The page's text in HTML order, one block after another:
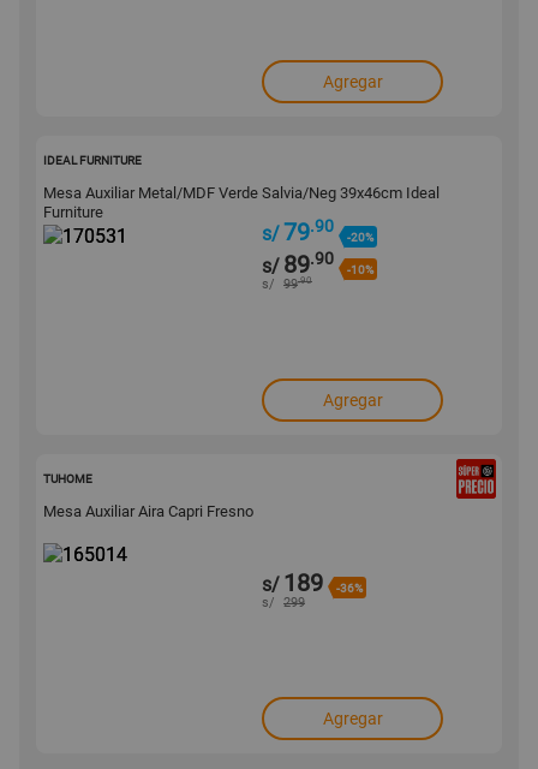
Agregar
IDEAL FURNITURE
Mesa Auxiliar Metal/MDF Verde Salvia/Neg 39x46cm Ideal
Furniture
s/79.90
-20%
s/ 89.90
-10%
s/ 99.90
Agregar
TUHOME
Mesa Auxiliar Aira Capri Fresno
s/ 189 -36%
s/ 299
Agregar